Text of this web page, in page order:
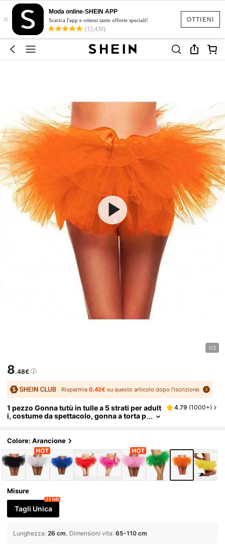
OTTIENI
×
Moda online-SHEIN APP
Scarica l'app e ottieni tante offerte speciali!
(12,439)
1/2
8.48€
Risparmia0.42€ su questo articolo dopo l'iscrizione.
1 pezzo Gonna tutù in tulle a 5 strati per adult
i, costume da spettacolo, gonna a torta p
te
4.79 (1000+)
Colore: Arancione
Misure
Tagli Unica
11 left
Lunghezza: 26 cm Dimensioni vita: 65-110 cm